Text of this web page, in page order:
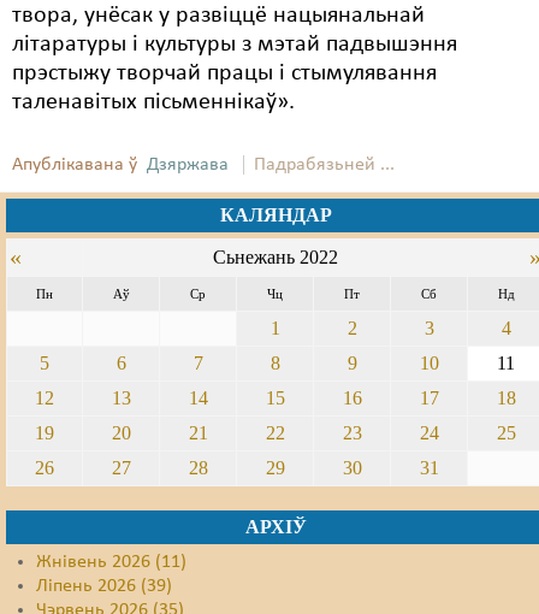
твора, унёсак у развіццё нацыянальнай
літаратуры і культуры з мэтай падвышэння
прэстыжу творчай працы і стымулявання
таленавітых пісьменнікаў».
Апублікавана ў Дзяржава Падрабязьней ...
КАЛЯНДАР
« Сьнежань 2022
Пн Аў Ср Чц Пт Сб Нд
1 2 3
4
5
6 7 8 9 10
11
12
13 14 15 16 17
18
19
20 21 22 23 24
25
26
27 28 29 30 31
АРХІЎ
Жнівень 2026 (11)
Ліпень 2026 (39)